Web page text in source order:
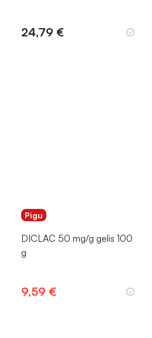
24,79 €
Pigu
DICLAC 50 mg/g gelis 100
g
9,59 €